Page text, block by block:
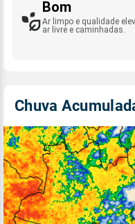
Bom
Ar limpo e qualidade
ar livre e caminhadas.
Chuva